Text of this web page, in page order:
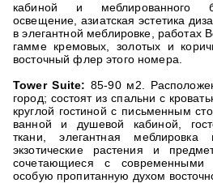
кабиной и меблированного
освещение, азиатская эстетика
в элегантной меблировке,
гамме кремовых, золотых и
восточный флер этого номера.
Tower Suite: 85-90 м2.
город; состоят из спальни с
круглой гостиной с письменным
ванной и душевой кабиной,
ткани, элегантная меблировка
экзотические растения и
сочетающиеся с современными
особую пропитанную духом